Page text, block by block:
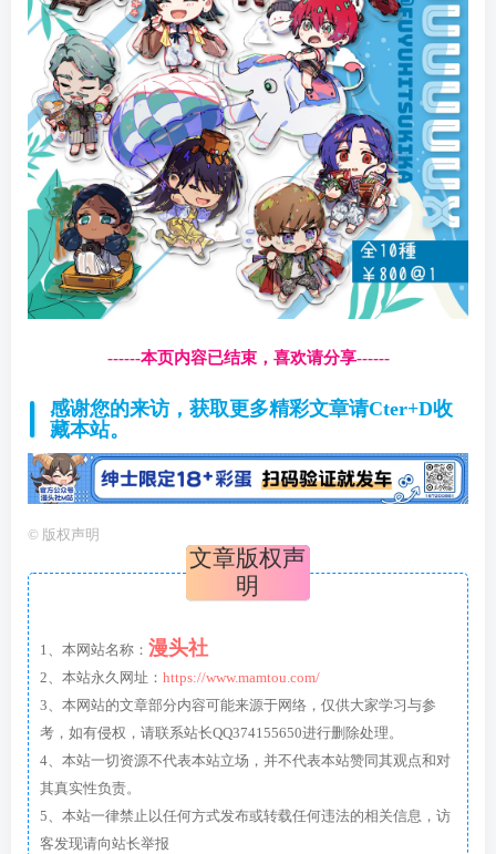
------本页内容已结束，喜欢请分享------
感谢您的来访，获取更多精彩文章请Cter+D收
藏本站。
© 版权声明
文章版权声
明
1、本网站名称： 漫头社
2、本站永久网址： https://www.mamtou.com/
3、本网站的文章部分内容可能来源于网络，仅供大家学习与参
考，如有侵权，请联系站长QQ374155650进行删除处理。
4、本站一切资源不代表本站立场，并不代表本站赞同其观点和对
其真实性负责。
5、本站一律禁止以任何方式发布或转载任何违法的相关信息，访
客发现请向站长举报